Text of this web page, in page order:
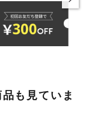
も見ていま